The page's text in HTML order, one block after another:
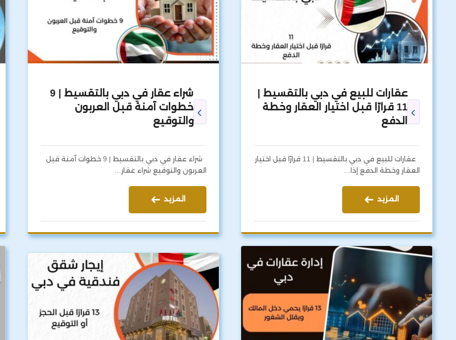
عقارات للبيع في دبي بالتقسيط |
11 قرارًا قبل اختيار العقار وخطة
الدفع
عقارات للبيع في دبي بالتقسيط | 11 قرارًا قبل اختيار
العقار وخطة الدفع إذا…
المزيد
شراء عقار في دبي بالتقسيط | 9
خطوات آمنة قبل العربون
والتوقيع
شراء عقار في دبي بالتقسيط | 9 خطوات آمنة قبل
العربون والتوقيع شراء عقار…
المزيد